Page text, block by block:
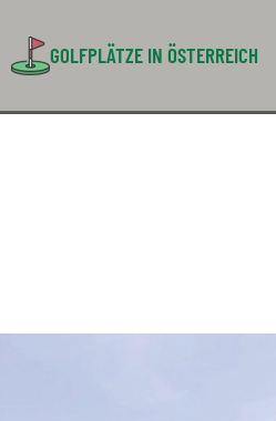
GOLFPLÄTZE IN ÖSTERREICH